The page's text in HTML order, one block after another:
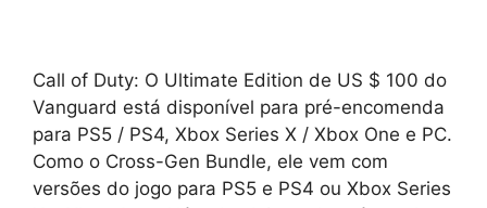
Call of Duty: O Ultimate Edition de US $ 100 do
Vanguard está disponível para pré-encomenda
para PS5 / PS4, Xbox Series X / Xbox One e PC.
Como o Cross-Gen Bundle, ele vem com
versões do jogo para PS5 e PS4 ou Xbox Series